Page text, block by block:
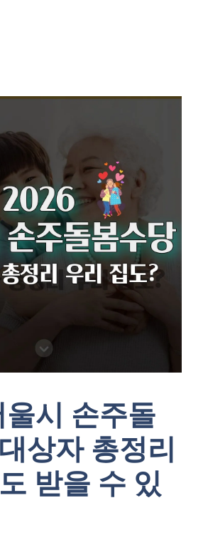
시 손주돌
상자 총정리
받을 수 있